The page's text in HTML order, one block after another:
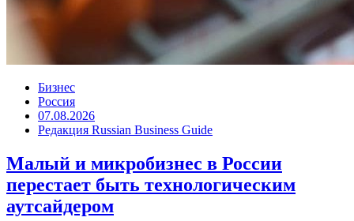
Бизнес
Россия
07.08.2026
Редакция Russian Business Guide
Малый и микробизнес в России
перестает быть технологическим
аутсайдером